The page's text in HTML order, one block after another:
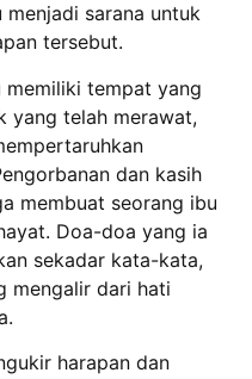
sarana untuk
tersebut.
memiliki tempat yang
yang telah merawat,
dan kasih
membuat seorang ibu
Doa-doa yang ia
sekadar kata-kata,
mengalir dari hati
harapan dan